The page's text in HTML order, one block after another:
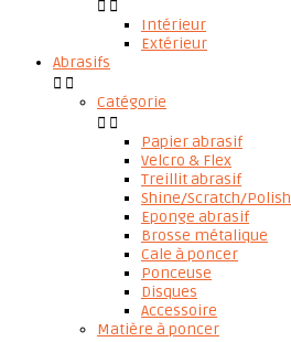
 
Intérieur
Extérieur
Abrasifs
 
Catégorie
 
Papier abrasif
Velcro & Flex
Treillit abrasif
Shine/Scratch/Polish
Eponge abrasif
Brosse métalique
Cale à poncer
Ponceuse
Disques
Accessoire
Matière à poncer